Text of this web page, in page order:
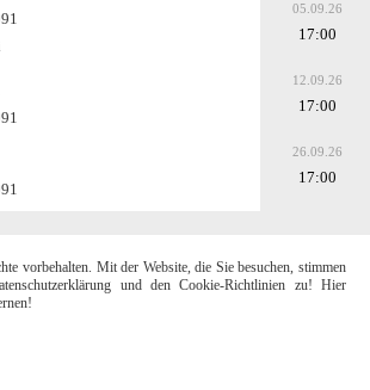
05.09.26
17:00
12.09.26
17:00
26.09.26
17:00
vorbehalten. Mit der Website, die Sie besuchen, stimmen
und den Cookie-Richtlinien zu! Hier